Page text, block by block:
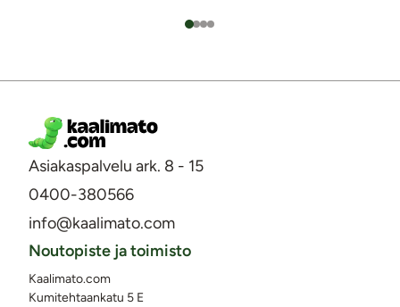
Asiakaspalvelu ark. 8 - 15
0400-380566
info@kaalimato.com
Noutopiste ja toimisto
Kaalimato.com
Kumitehtaankatu 5 E